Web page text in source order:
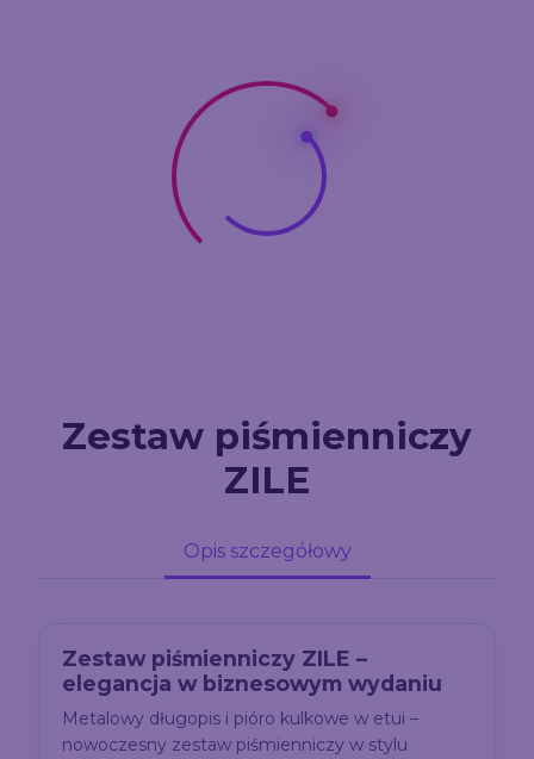
Zestaw piśmienniczy
ZILE
Opis szczegółowy
Zestaw piśmienniczy ZILE –
elegancja w biznesowym wydaniu
Metalowy długopis i pióro kulkowe w etui –
nowoczesny zestaw piśmienniczy w stylu